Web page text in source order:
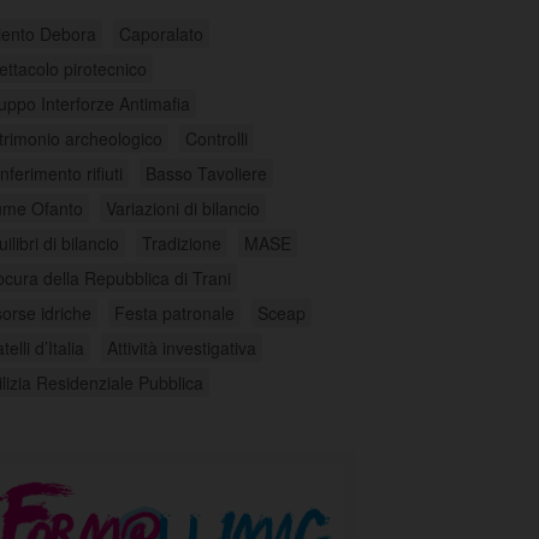
Debora
Caporalato
pirotecnico
Interforze Antimafia
archeologico
Controlli
rifiuti
Basso Tavoliere
Ofanto
Variazioni di bilancio
di bilancio
Tradizione
MASE
della Repubblica di Trani
idriche
Festa patronale
Sceap
d’Italia
Attività investigativa
Residenziale Pubblica